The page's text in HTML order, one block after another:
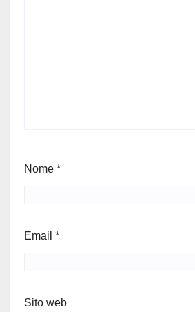
Nome *
Email *
Sito web